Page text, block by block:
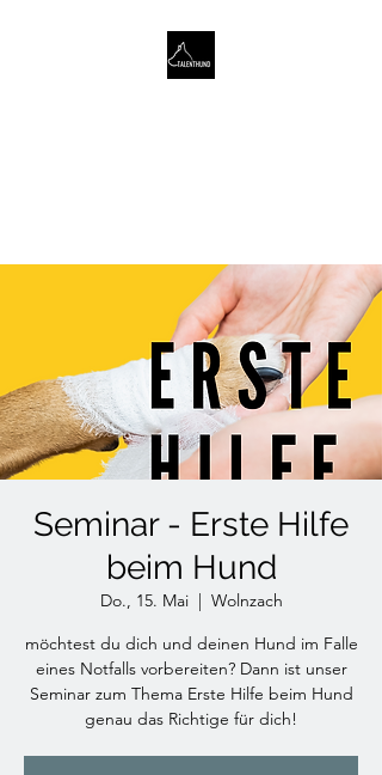
Seminar - Erste Hilfe
beim Hund
Do., 15. Mai
  |
Wolnzach
möchtest du dich und deinen Hund im Falle
eines Notfalls vorbereiten? Dann ist unser
Seminar zum Thema Erste Hilfe beim Hund
genau das Richtige für dich!